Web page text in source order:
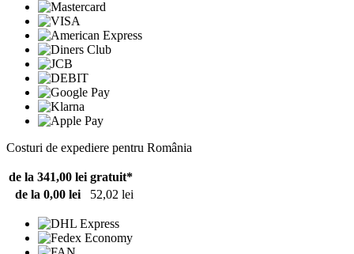
Costuri de expediere pentru România
de la 341,00 lei gratuit*
de la 0,00 lei
52,02 lei